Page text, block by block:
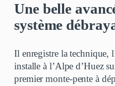
Une belle
système
Il enregistre la technique,
installe à l’Alpe d’Huez
premier monte-pente à